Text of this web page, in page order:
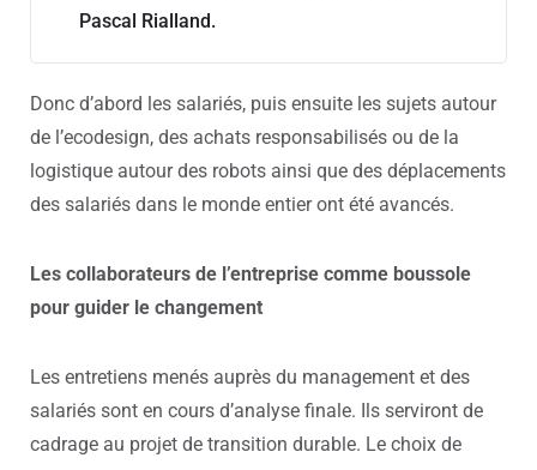
Pascal Rialland.
Donc d’abord les salariés, puis ensuite les sujets autour
de l’ecodesign, des achats responsabilisés ou de la
logistique autour des robots ainsi que des déplacements
des salariés dans le monde entier ont été avancés.
Les collaborateurs de l’entreprise comme boussole
pour guider le changement
Les entretiens menés auprès du management et des
salariés sont en cours d’analyse finale. Ils serviront de
cadrage au projet de transition durable. Le choix de